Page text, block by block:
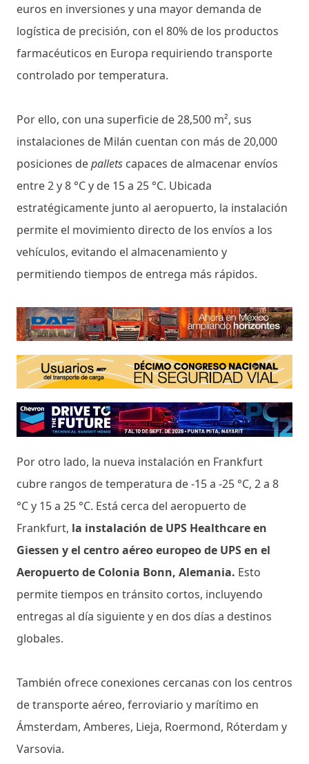
euros en inversiones y una mayor demanda de
logística de precisión, con el 80% de los productos
farmacéuticos en Europa requiriendo transporte
controlado por temperatura.
Por ello, con una superficie de 28,500 m², sus
instalaciones de Milán cuentan con más de 20,000
posiciones depallets capaces de almacenar envíos
entre 2 y 8 °C y de 15 a 25 °C. Ubicada
estratégicamente junto al aeropuerto, la instalación
permite el movimiento directo de los envíos a los
vehículos, evitando el almacenamiento y
permitiendo tiempos de entrega más rápidos.
Por otro lado, la nueva instalación en Frankfurt
cubre rangos de temperatura de -15 a -25 °C, 2 a 8
°C y 15 a 25 °C. Está cerca del aeropuerto de
Frankfurt, la instalación de UPS Healthcare en
Giessen y el centro aéreo europeo de UPS en el
Aeropuerto de Colonia Bonn, Alemania. Esto
permite tiempos en tránsito cortos, incluyendo
entregas al día siguiente y en dos días a destinos
globales.
También ofrece conexiones cercanas con los centros
de transporte aéreo, ferroviario y marítimo en
Ámsterdam, Amberes, Lieja, Roermond, Róterdam y
Varsovia.